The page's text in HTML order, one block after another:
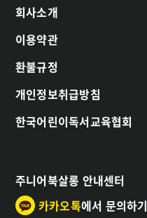
회사소개
이용약관
환불규정
개인정보취급방침
한국어린이독서교육협회
주니어북살롱 안내센터
카카오톡에서 문의하기